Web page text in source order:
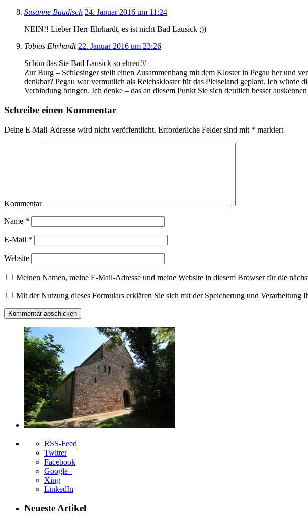
Susanne Baudisch 24. Januar 2016 um 11:24
NEIN!! Lieber Herr Ehrhardt, es ist nicht Bad Lausick ;))
Tobias Ehrhardt 22. Januar 2016 um 23:26
Schön das Sie Bad Lausick so ehren!#
Zur Burg – Schlesinger stellt einen Zusammenhang mit dem Kloster in Pegau her und
denkbar? Pegau war vermutlich als Reichskloster für das Pleiseland geplant. Ich
Verbindung bringen. Ich denke – das an diesem Punkt Sie sich deutlich besser
Schreibe einen Kommentar
Deine E-Mail-Adresse wird nicht veröffentlicht. Erforderliche Felder sind mit * markiert
Kommentar
Name *
E-Mail *
Website
Meinen Namen, meine E-Mail-Adresse und meine Website in diesem Browser für die
Mit der Nutzung dieses Formulars erklären Sie sich mit der Speicherung und Verarbeitung
RSS-Feed
Twitter
Facebook
Google+
Xing
LinkedIn
Neueste Artikel